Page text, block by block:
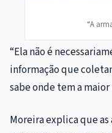
“A
“Ela não é
informação que
sabe onde tem a
Moreira explica que